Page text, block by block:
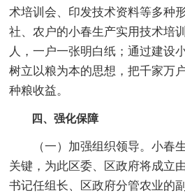
术培训会、印发技术资料等多种
社、农户的小春生产实用技术培
人，一户一张明白纸；通过建设
树立以粮为本的思想，把千家万
种粮收益。
四、强化保障
（一）加强组织领导。小春生
关键，为此区委、区政府将成立
书记任组长、区政府分管农业的